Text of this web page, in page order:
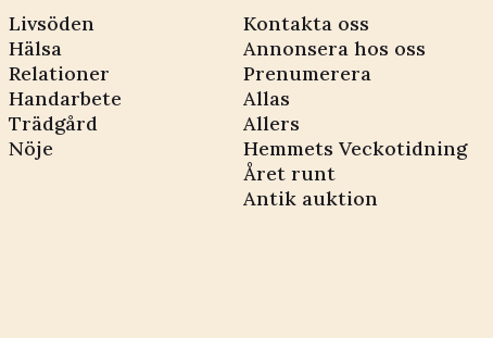
Livsöden
Hälsa
Relationer
Handarbete
Trädgård
Nöje
Kontakta oss
Annonsera hos oss
Prenumerera
Allas
Allers
Hemmets Veckotidning
Året runt
Antik auktion